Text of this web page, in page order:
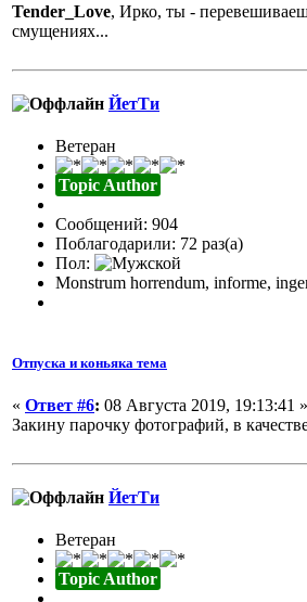
Tender_Love, Ирко, ты -
смущениях...
ЙетТи
Ветеран
Topic Author
Сообщений: 904
Поблагодарили: 72 раз(а)
Пол:
Monstrum horrendum, informe,
Отпуска и коньяка тема
« Ответ #6: 08 Августа 2019, 19:13:41 »
Закину парочку фотографий, в
ЙетТи
Ветеран
Topic Author